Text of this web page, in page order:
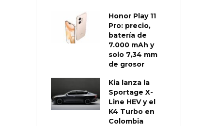
Honor Play 11
Pro: precio,
batería de
7.000 mAh y
solo 7,34 mm
de grosor
Kia lanza la
Sportage X-
Line HEV y el
K4 Turbo en
Colombia